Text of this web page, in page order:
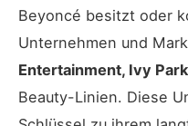
Beyoncé besitzt oder
Unternehmen und
Entertainment, Ivy Park
Beauty-Linien. Diese